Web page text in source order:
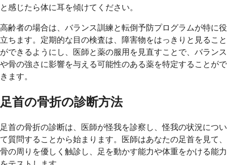
と感じたら体に耳を傾けてください。
高齢者の場合は、バランス訓練と転倒予防プログラムが特に役
立ちます。定期的な目の検査は、障害物をはっきりと見ること
ができるようにし、医師と薬の服用を見直すことで、バランス
や骨の強さに影響を与える可能性のある薬を特定することがで
きます。
足首の骨折の診断方法
足首の骨折の診断は、医師が怪我を診察し、怪我の状況につい
て質問することから始まります。医師はあなたの足首を見て、
骨の周りを優しく触診し、足を動かす能力や体重をかける能力